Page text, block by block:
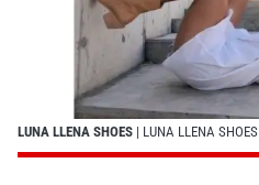
LUNA LLENA SHOES | LUNA LLENA SHOES